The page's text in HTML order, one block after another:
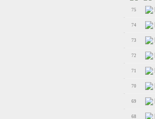
75
74
73
72
71
70
69
68